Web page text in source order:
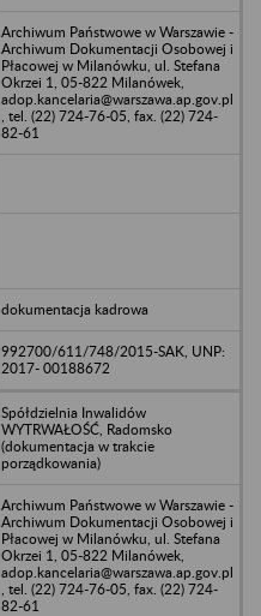
Archiwum Państwowe w Warszawie -
Archiwum Dokumentacji Osobowej i
Płacowej w Milanówku, ul. Stefana
Okrzei 1, 05-822 Milanówek,
adop.kancelaria@warszawa.ap.gov.pl
, tel. (22) 724-76-05, fax. (22) 724-
82-61
dokumentacja kadrowa
992700/611/748/2015-SAK, UNP:
2017- 00188672
Spółdzielnia Inwalidów
WYTRWAŁOŚĆ, Radomsko
(dokumentacja w trakcie
porządkowania)
Archiwum Państwowe w Warszawie -
Archiwum Dokumentacji Osobowej i
Płacowej w Milanówku, ul. Stefana
Okrzei 1, 05-822 Milanówek,
adop.kancelaria@warszawa.ap.gov.pl
, tel. (22) 724-76-05, fax. (22) 724-
82-61